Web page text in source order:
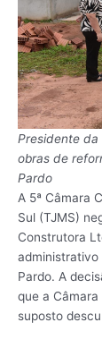
Presidente da
obras de
Pardo
A 5ª Câmara
Sul (TJMS)
Construtora
administrativo
Pardo. A
que a
suposto